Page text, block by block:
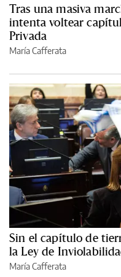
Tras una masiva
intenta voltear
Privada
María Cafferata
Sin el capítulo de
la Ley de
María Cafferata